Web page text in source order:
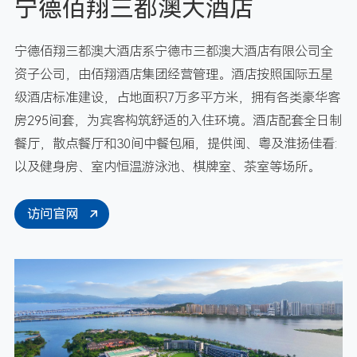
宁德佰翔三都澳大酒店
宁德佰翔三都澳大酒店系宁德市三都澳大酒店有限公司全
资子公司，由佰翔酒店集团经营管理。酒店按照国际五星
级酒店标准建设，占地面积7万多平方米，拥有各类豪华客
房295间套，为宾客构筑舒适的入住环境。酒店配套全日制
餐厅，散点餐厅和30间中餐包厢，提供闽、粤及淮扬佳看:
以及健身房、室内恒温游泳池、棋牌室、茶室等场所。
访问官网